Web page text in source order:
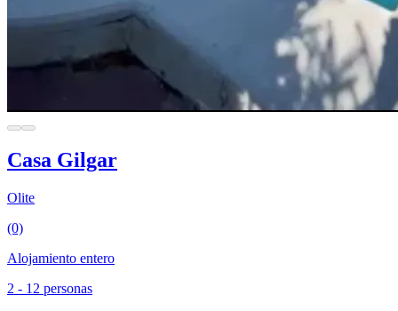
Casa Gilgar
Olite
(0)
Alojamiento entero
2 - 12 personas